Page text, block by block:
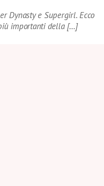
Dynasty e Supergirl. Ecco
importanti della […]